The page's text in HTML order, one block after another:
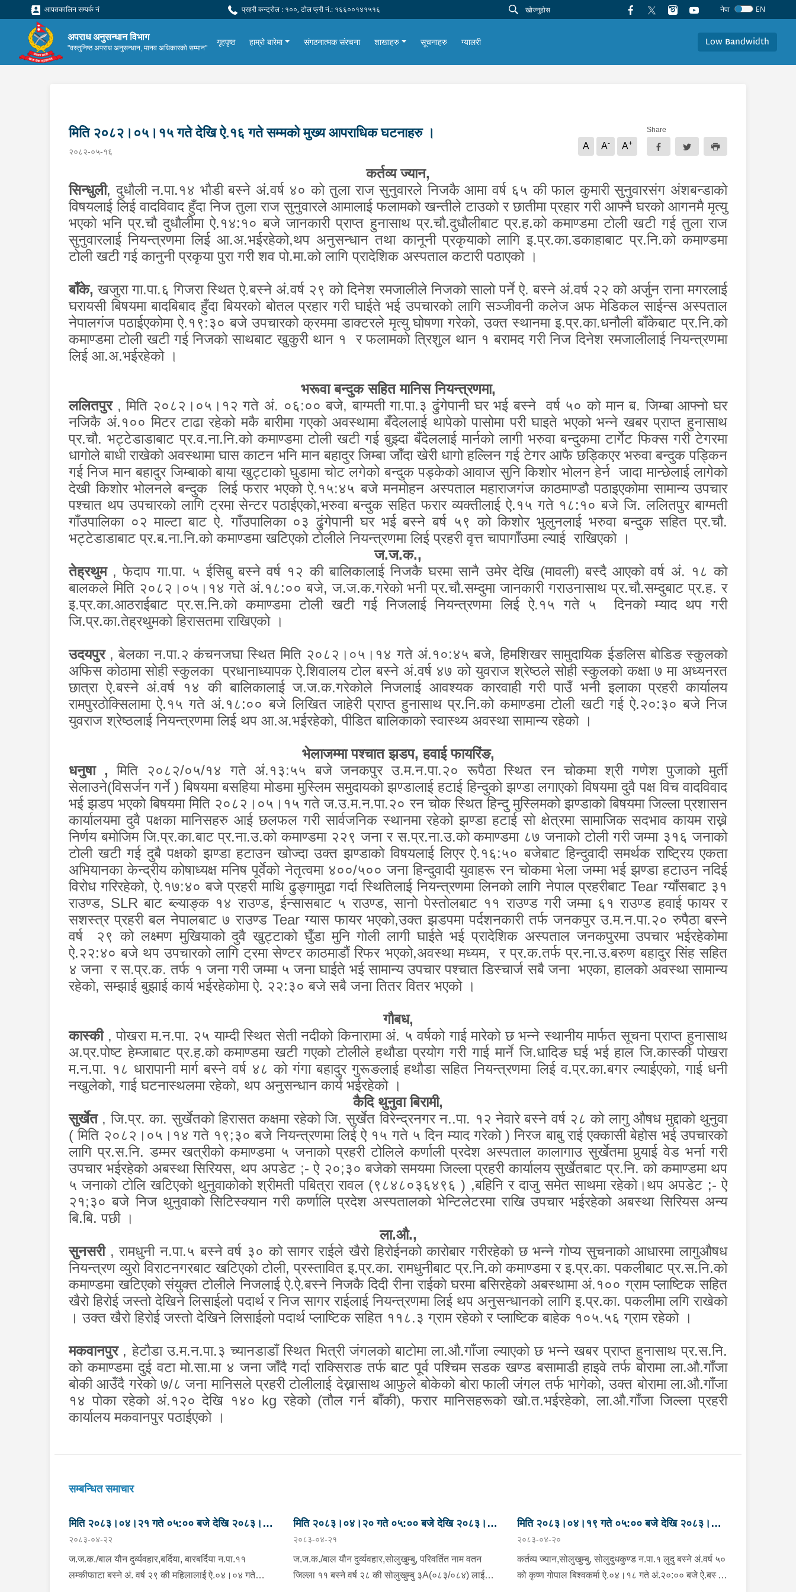
आपतकालिन सम्पर्क नं प्रहरी कन्ट्रोल : १००, टोल फ्री नं.: १६६००१४१५१६ नेपा EN
अपराध अनुसन्धान विभाग
"वस्तुनिष्ठ अपराध अनुसन्धान, मानव अधिकारको सम्मान"
गृहपृष्ठ हाम्रो बारेमा संगठनात्मक संरचना शाखाहरु सूचनाहरु ग्यालरी Low Bandwidth
मिति २०८२।०५।१५ गते देखि ऐ.१६ गते सम्मको मुख्य आपराधिक घटनाहरु ।
२०८२-०५-१६
A A- A+
Share
कर्तव्य ज्यान,
सिन्धुली,दुधौली न.पा.१४ भौडी बस्ने अं.वर्ष ४० को तुला राज सुनुवारले निजकै आमा वर्ष ६५ की फाल कुमारी सुनुवारसंग अंशबन्डाको
विषयलाई लिई वादविवाद हुँदा निज तुला राज सुनुवारले आमालाई फलामको खन्तीले टाउको र छातीमा प्रहार गरी आफ्नै घरको आगनमै मृत्यु
भएको भनि प्र.चौ दुधौलीमा ऐ.१४:१० बजे जानकारी प्राप्त हुनासाथ प्र.चौ.दुधौलीबाट प्र.ह.को कमाण्डमा टोली खटी गई तुला राज
सुनुवारलाई नियन्त्रणमा लिई आ.अ.भईरहेको,थप अनुसन्धान तथा कानूनी प्रकृयाको लागि इ‍.प्र.का.डकाहाबाट प्र.नि.को कमाण्डमा
टोली खटी गई कानुनी प्रकृया पुरा गरी शव पो.मा.को लागि प्रादेशिक अस्पताल कटारी पठाएको ।
बाँके, खजुरा गा.पा.६ गिजरा स्थित ऐ.बस्ने अं.वर्ष २९ को दिनेश रमजालीले निजको सालो पर्ने ऐ. बस्ने अं.वर्ष २२ को अर्जुन राना मगरलाई
घरायसी बिषयमा बादबिबाद हुँदा बियरको बोतल प्रहार गरी घाईते भई उपचारको लागि सञ्जीवनी कलेज अफ मेडिकल साईन्स अस्पताल
नेपालगंज पठाईएकोमा ऐ.१९:३० बजे उपचारको क्रममा डाक्टरले मृत्यु घोषणा गरेको,उक्त स्थानमा इ.प्र.का.धनौली बाँकेबाट प्र.नि.को
कमाण्डमा टोली खटी गई निजको साथबाट खुकुरी थान १ र फलामको त्रिशुल थान १ बरामद गरी निज दिनेश रमजालीलाई नियन्त्रणमा
लिई आ.अ.भईरहेको ।
भरूवा बन्दुक सहित मानिस नियन्त्रणमा,
ललितपुर ,मिति २०८२।०५।१२ गते अं. ०६:०० बजे,बाग्मती गा.पा.३ ढुंगेपानी घर भई बस्ने वर्ष ५० को मान ब. जिम्बा आफ्नो घर
नजिकै अं.१०० मिटर टाढा रहेको मकै बारीमा गएको अवस्थामा बँदेललाई थापेको पासोमा परी घाइते भएको भन्ने खबर प्राप्त हुनासाथ
प्र.चौ. भट्टेडाडाबाट प्र.व.ना.नि.को कमाण्डमा टोली खटी गई बुझ्दा बँदेललाई मार्नको लागी भरुवा बन्दुकमा टार्गेट फिक्स गरी टेगरमा
धागोले बाधी राखेको अवस्थामा घास काटन भनि मान बहादुर जिम्बा जाँदा खेरी धागो हल्लिन गई टेगर आफै छड्किएर भरुवा बन्दुक पड्किन
गई निज मान बहादुर जिम्बाको बाया खुट्टाको घुडामा चोट लगेको बन्दुक पड्केको आवाज सुनि किशोर भोलन हेर्न जादा मान्छेलाई लागेको
देखी किशोर भोलनले बन्दुक लिई फरार भएको ऐ.१५:४५ बजे मनमोहन अस्पताल महाराजगंज काठमाण्डौ पठाइएकोमा सामान्य उपचार
पश्चात थप उपचारको लागि ट्रमा सेन्टर पठाईएको,भरुवा बन्दुक सहित फरार व्यक्तीलाई ऐ.१५ गते १८:१० बजे जि. ललितपुर बाग्मती
गाँउपालिका ०२ माल्टा बाट ऐ. गाँउपालिका ०३ ढुंगेपानी घर भई बस्ने बर्ष ५९ को किशोर भुलुनलाई भरुवा बन्दुक सहित प्र.चौ.
भट्टेडाडाबाट प्र.ब.ना.नि.को कमाण्डमा खटिएको टोलीले नियन्त्रणमा लिई प्रहरी वृत्त चापागाँउमा ल्याई राखिएको ।
ज.ज.क.,
तेह्रथुम ,फेदाप गा.पा. ५ ईसिबु बस्ने वर्ष १२ की बालिकालाई निजकै घरमा सानै उमेर देखि (मावली) बस्दै आएको वर्ष अं. १८ को
बालकले मिति २०८२।०५।१४ गते अं.१८:०० बजे,ज.ज.क.गरेको भनी प्र.चौ.सम्दुमा जानकारी गराउनासाथ प्र.चौ.सम्दुबाट प्र.ह. र
इ.प्र.का.आठराईबाट प्र.स.नि.को कमाण्डमा टोली खटी गई निजलाई नियन्त्रणमा लिई ऐ.१५ गते ५ दिनको म्याद थप गरी
जि.प्र.का.तेह्रथुमको हिरासतमा राखिएको ।
उदयपुर ,बेलका न.पा.२ कंचनजघा स्थित मिति २०८२।०५।१४ गते अं.१०:४५ बजे,हिमशिखर सामुदायिक ईङलिस बोडिङ स्कुलको
अफिस कोठामा सोही स्कुलका प्रधानाध्यापक ऐ.शिवालय टोल बस्ने अं.वर्ष ४७ को युवराज श्रेष्ठले सोही स्कुलको कक्षा ७ मा अध्यनरत
छात्रा ऐ.बस्ने अं.वर्ष १४ की बालिकालाई ज.ज.क.गरेकोले निजलाई आवश्यक कारवाही गरी पाउँ भनी इलाका प्रहरी कार्यालय
रामपुरठोक्सिलामा ऐ.१५ गते अं.१८:०० बजे लिखित जाहेरी प्राप्त हुनासाथ प्र.नि.को कमाण्डमा टोली खटी गई ऐ.२०:३० बजे निज
युवराज श्रेष्ठलाई नियन्त्रणमा लिई थप आ.अ.भईरहेको,पीडित बालिकाको स्वास्थ्य अवस्था सामान्य रहेको ।
भेलाजम्मा पश्चात झडप,हवाई फायरिंङ,
धनुषा ,
मिति २०८२/०५/१४ गते अं.१३:५५ बजे जनकपुर उ.म.न.पा.२० रूपैठा स्थित रन चोकमा श्री गणेश पुजाको मुर्ती
सेलाउने(विसर्जन गर्ने ) बिषयमा बसहिया मोडमा मुस्लिम समुदायको झण्डालाई हटाई हिन्दुको झण्डा लगाएको विषयमा दुवै पक्ष विच वादविवाद
भई झडप भएको बिषयमा मिति २०८२।०५।१५ गते ज.उ.म.न.पा.२० रन चोक स्थित हिन्दु मुस्लिमको झण्डाको बिषयमा जिल्ला प्रशासन
कार्यालयमा दुवै पक्षका मानिसहरु आई छलफल गरी सार्वजनिक स्थानमा रहेको झण्डा हटाई सो क्षेत्रमा सामाजिक सदभाव कायम राख्ने
निर्णय बमोजिम जि.प्र.का.बाट प्र.ना.उ.को कमाण्डमा २२९ जना र स.प्र.ना.उ.को कमाण्डमा ८७ जनाको टोली गरी जम्मा ३१६ जनाको
टोली खटी गई दुबै पक्षको झण्डा हटाउन खोज्दा उक्त झण्डाको विषयलाई लिएर ऐ.१६:५० बजेबाट हिन्दुवादी समर्थक राष्ट्रिय एकता
अभियानका केन्द्रीय कोषाध्यक्ष मनिष पूर्वेको नेतृत्वमा ४००/५०० जना हिन्दुवादी युवाहरू रन चोकमा भेला जम्मा भई झण्डा हटाउन नदिई
विरोध गरिरहेको,ऐ.१७:४० बजे प्रहरी माथि ढुङ्गामुढा गर्दा स्थितिलाई नियन्त्रणमा लिनको लागि नेपाल प्रहरीबाटTearग्याँसबाट ३१
राउण्ड, SLRबाट ब्ल्याङ्क १४ राउण्ड,ईन्सासबाट ५ राउण्ड,सानो पेस्तोलबाट ११ राउण्ड गरी जम्मा ६१ राउण्ड हवाई फायर र
सशस्त्र प्रहरी बल नेपालबाट ७ राउण्ड Tearग्यास फायर भएको,उक्त झडपमा पर्दशनकारी तर्फ जनकपुर उ.म.न.पा.२० रुपैठा बस्ने
वर्ष २९ को लक्ष्मण मुखियाको दुवै खुट्टाको घुँडा मुनि गोली लागी घाईते भई प्रादेशिक अस्पताल जनकपुरमा उपचार भईरहेकोमा
ऐ.२२:४० बजे थप उपचारको लागि ट्रमा सेण्टर काठमाडौं रिफर भएको,अवस्था मध्यम,र प्र.क.तर्फ प्र.ना.उ.बरुण बहादुर सिंह सहित
४ जना र स.प्र.क. तर्फ १ जना गरी जम्मा ५ जना घाईते भई सामान्य उपचार पश्चात डिस्चार्ज सबै जना भएका,हालको अवस्था सामान्य
रहेको,सम्झाई बुझाई कार्य भईरहेकोमा ऐ. २२:३० बजे सबै जना तितर वितर भएको ।
गौबध,
कास्की ,पोखरा म.न.पा. २५ याम्दी स्थित सेती नदीको किनारामा अं. ५ वर्षको गाई मारेको छ भन्ने स्थानीय मार्फत सूचना प्राप्त हुनासाथ
अ.प्र.पोष्ट हेम्जाबाट प्र.ह.को कमाण्डमा खटी गएको टोलीले हथौडा प्रयोग गरी गाई मार्ने जि.धादिङ घई भई हाल जि.कास्की पोखरा
म.न.पा. १८ धारापानी मार्ग बस्ने वर्ष ४८ को गंगा बहादुर गुरूङलाई हथौडा सहित नियन्त्रणमा लिई व.प्र.का.बगर ल्याईएको,गाई धनी
नखुलेको,गाई घटनास्थलमा रहेको, थप अनुसन्धान कार्य भईरहेको ।
कैदि थुनुवा बिरामी,
सुर्खेत ,जि.प्र. का. सुर्खेतको हिरासत कक्षमा रहेको जि. सुर्खेत विरेन्द्रनगर न..पा. १२ नेवारे बस्ने वर्ष २८ को लागु औषध मुद्दाको थुनुवा
( मिति २०८२।०५।१४ गते १९;३० बजे नियन्त्रणमा लिई ऐ १५ गते ५ दिन म्याद गरेको ) निरज बाबु राई एक्कासी बेहोस भई उपचारको
लागि प्र.स.नि. डम्मर खत्रीको कमाण्डमा ५ जनाको प्रहरी टोलिले कर्णाली प्रदेश अस्पताल कालागाउ सुर्खेतमा पुर्‍याई वेड भर्ना गरी
उपचार भईरहेको अबस्था सिरियस, थप अपडेट ;-ऐ २०;३० बजेको समयमा जिल्ला प्रहरी कार्यालय सुर्खेतबाट प्र.नि. को कमाण्डमा थप
५ जनाको टोलि खटिएको थुनुवाकोको श्रीमती पबित्रा रावल (९८४८०३६४९६ ) ,बहिनि र दाजु समेत साथमा रहेको।थप अपडेट ;-ऐ
२१;३० बजे निज थुनुवाको सिटिस्क्यान गरी कर्णालि प्रदेश अस्पतालको भेन्टिलेटरमा राखि उपचार भईरहेको अबस्था सिरियस अन्य
बि.बि. पछी ।
ला.औ.,
सुनसरी ,रामधुनी न.पा.५ बस्ने वर्ष ३० को सागर राईले खैरो हिरोईनको कारोबार गरीरहेको छ भन्ने गोप्य सुचनाको आधारमा लागुऔषध
नियन्त्रण व्युरो विराटनगरबाट खटिएको टोली,प्रस्तावित इ.प्र.का. रामधुनीबाट प्र.नि.को कमाण्डमा र इ.प्र.का. पकलीबाट प्र.स.नि.को
कमाण्डमा खटिएको संयुक्त टोलीले निजलाई ऐ.ऐ.बस्ने निजकै दिदी रीना राईको घरमा बसिरहेको अबस्थामा अं.१०० ग्राम प्लाष्टिक सहित
खैरो हिरोई जस्तो देखिने लिसाईलो पदार्थ र निज सागर राईलाई नियन्त्रणमा लिई थप अनुसन्धानको लागि इ.प्र.का. पकलीमा लगि राखेको
। उक्त खैरो हिरोई जस्तो देखिने लिसाईलो पदार्थ प्लाष्टिक सहित ११८.३ ग्राम रहेको र प्लाष्टिक बाहेक १०५.५६ ग्राम रहेको ।
मकवानपुर ,हेटौडा उ.म.न.पा.३ च्यानडाडाँ स्थित भित्री जंगलको बाटोमा ला.औ.गाँजा ल्याएको छ भन्ने खबर प्राप्त हुनासाथ प्र.स.नि.
को कमाण्डमा दुई वटा मो.सा.मा ४ जना जाँदै गर्दा राक्सिराङ तर्फ बाट पूर्व पश्चिम सडक खण्ड बसामाडी हाइवे तर्फ बोरामा ला.औ.गाँजा
बोकी आउँदै गरेको ७/८ जना मानिसले प्रहरी टोलीलाई देख्नासाथ आफुले बोकेको बोरा फाली जंगल तर्फ भागेको,उक्त बोरामा ला.औ.गाँजा
१४ पोका रहेको अं.१२० देखि १४० kgरहेको (तौल गर्न बाँकी),फरार मानिसहरूको खो.त.भईरहेको,ला.औ.गाँजा जिल्ला प्रहरी
कार्यालय मकवानपुर पठाईएको ।
सम्बन्धित समाचार
मिति २०८३।०४।२१ गते ०५:०० बजे देखि २०८३।
०४।२२ गते ०५:०० सम्मका मुख्य आपराधिक घटनाहरु
।
२०८३-०४-२२
ज.ज.क./बाल यौन दुर्व्यवहार,बर्दिया, बारबर्दिया न.पा.११
लम्कीफाटा बस्ने अं. वर्ष २९ की महिलालाई ऐ.०४।०४ गते
मिति २०८३।०४।२० गते ०५:०० बजे देखि २०८३।
०४।२१ गते ०५:०० सम्मका मुख्य आपराधिक घटनाहरु
।
२०८३-०४-२१
ज.ज.क./बाल यौन दुर्व्यवहार,सोलुखुम्बु, परिवर्तित नाम वतन
जिल्ला ११ बस्ने वर्ष २८ की सोलुखुम्बु ३A(०८३/०८४) लाई
मिति २०८३।०४।१९ गते ०५:०० बजे देखि २०८३।
०४।२० गते ०५:०० सम्मका मुख्य आपराधिक घटनाहरु
।
२०८३-०४-२०
कर्तव्य ज्यान,सोलुखुम्बु, सोलुदुधकुण्ड न.पा.१ लुदु बस्ने अं.वर्ष ५०
को कृष्ण गोपाल बिश्वकर्मा ऐ.०४।१८ गते अं.२०:०० बजे ऐ.बस्ने